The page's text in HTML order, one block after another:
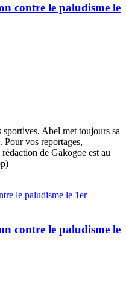
contre le paludisme le
Abel met toujours sa
Pour vos reportages,
de Gakogoe est au
contre le paludisme le